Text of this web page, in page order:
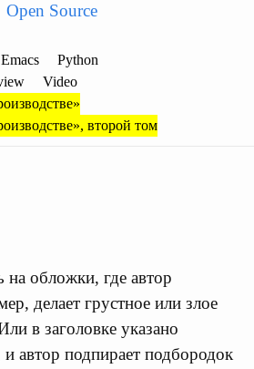
Open Source
Emacs
Python
Video
второй том
на обложки, где автор
делает грустное или злое
в заголовке указано
автор подпирает подбородок